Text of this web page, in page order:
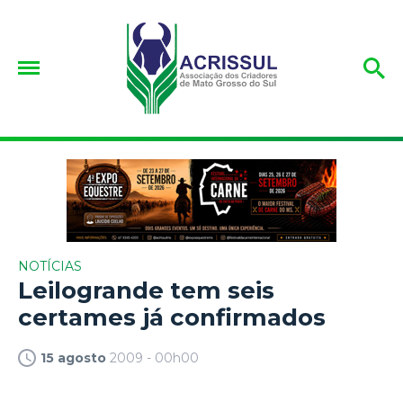
NOTÍCIAS
Leilogrande tem seis
certames já confirmados
15 agosto 2009 - 00h00